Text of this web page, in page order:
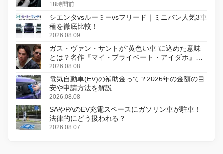
18時間前
シエンタvsルーミーvsフリード｜ミニバン人気3車
種を徹底比較！
2026.08.09
ガス・ヴァン・サントが“黄色い車”に込めた意味
とは？名作『マイ・プライベート・アイダホ』が
初のデジタルリマスター版で復活
2026.08.08
電気自動車(EV)の補助金って？2026年の金額の目
安や申請方法を解説
2026.08.08
SAやPAのEV充電スペースにガソリン車が駐車！
法律的にどう扱われる？
2026.08.07